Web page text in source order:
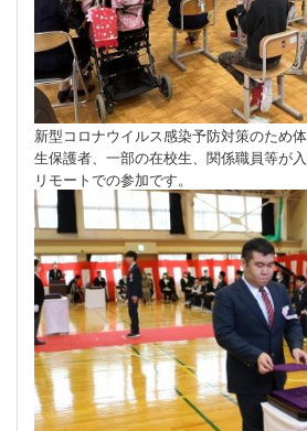
新型コロナウイルス感染予防対策のため
生保護者、一部の在校生、関係職員等が
リモートでの参加です。